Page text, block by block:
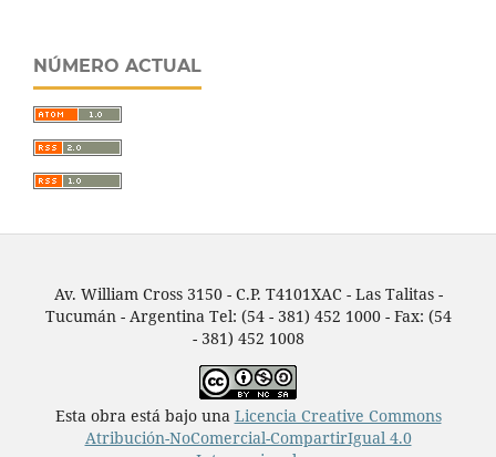
NÚMERO ACTUAL
Av. William Cross 3150 - C.P. T4101XAC - Las Talitas -
Tucumán - Argentina Tel: (54 - 381) 452 1000 - Fax: (54
- 381) 452 1008
Esta obra está bajo una Licencia Creative Commons
Atribución-NoComercial-CompartirIgual 4.0